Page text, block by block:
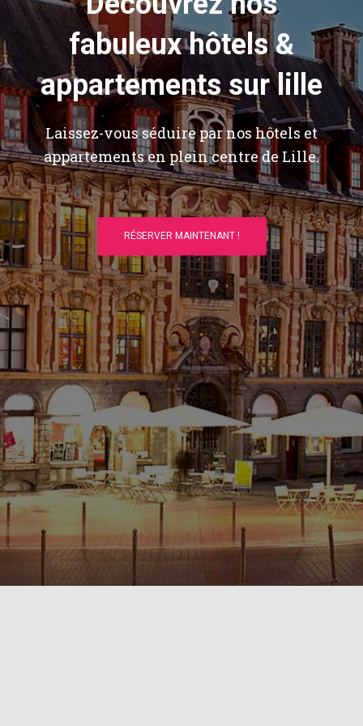
fabuleux hôtels &
appartements sur lille
Laissez-vous séduire par nos hôtels et
appartements en plein centre de Lille.
RÉSERVER MAINTENANT !